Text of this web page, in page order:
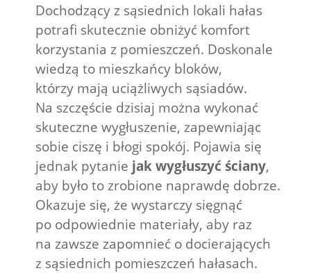
Dochodzący z sąsiednich lokali hałas
potrafi skutecznie obniżyć komfort
korzystania z pomieszczeń. Doskonale
wiedzą to mieszkańcy bloków,
którzy mają uciążliwych sąsiadów.
Na szczęście dzisiaj można wykonać
skuteczne wygłuszenie, zapewniając
sobie ciszę i błogi spokój. Pojawia się
jednak pytanie jak wygłuszyć ściany,
aby było to zrobione naprawdę dobrze.
Okazuje się, że wystarczy sięgnąć
po odpowiednie materiały, aby raz
na zawsze zapomnieć o docierających
z sąsiednich pomieszczeń hałasach.